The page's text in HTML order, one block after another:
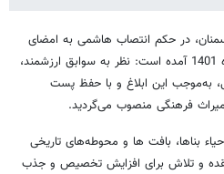
در حکم انتصاب هاشمی به امضای
امیر کرم‌زاده در روز شنبه 27 آبان ماه 1401 آمده است: نظر به سوابق ارزشمند،
به‌موجب این ابلاغ و با حفظ پست
فرهنگی منصوب می‌گردید.
بناها، بافت ها و محوطه‌های تاریخی
و تلاش برای افزایش تخصیص و جذب